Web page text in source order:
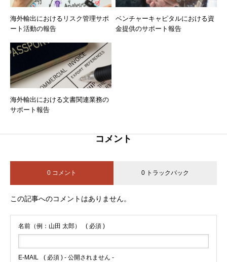
海外輸出におけるリスク管理サポ
ート活動の報告
ベンチャーキャピタルにおける資
金提供のサポート報告
海外輸出における文書関連業務の
サポート報告
コメント
0 コメント 0 トラックバック
この記事へのコメントはありません。
名前（例：山田 太郎） ( 必須 )
E-MAIL ( 必須 ) - 公開されません -